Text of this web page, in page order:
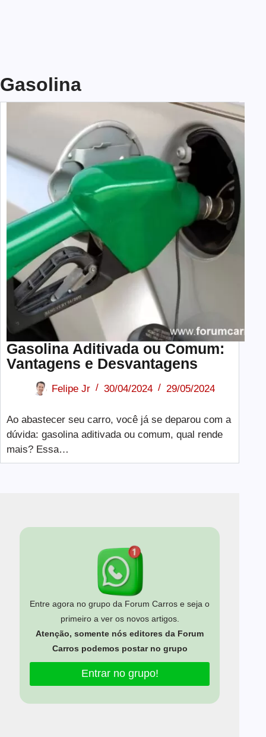
Gasolina
Gasolina Aditivada ou Comum:
Vantagens e Desvantagens
Felipe Jr 30/04/2024 29/05/2024
Ao abastecer seu carro, você já se deparou com a
dúvida: gasolina aditivada ou comum, qual rende
mais? Essa…
Entre agora no grupo da Forum Carros e seja o
primeiro a ver os novos artigos.
Atenção, somente nós editores da Forum
Carros podemos postar no grupo
Entrar no grupo!